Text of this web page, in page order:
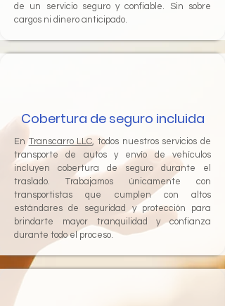
de un servicio seguro y confiable. Sin sobre
cargos ni dinero anticipado.
Cobertura de seguro incluida
EnTranscarro LLC , todos nuestros servicios de
transporte de autos y envío de vehículos
incluyen cobertura de seguro durante el
traslado. Trabajamos únicamente con
transportistas que cumplen con altos
estándares de seguridad y protección para
brindarte mayor tranquilidad y confianza
durante todo el proceso.